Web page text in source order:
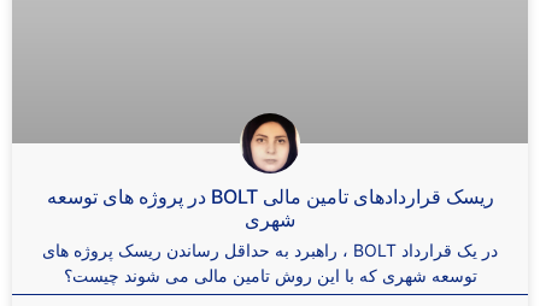
ریسک قراردادهای تامین مالی BOLT در پروژه های توسعه
شهری
در یک قرارداد BOLT ، راهبرد به حداقل رساندن ریسک پروژه های
توسعه شهری که با این روش تامین مالی می شوند چیست؟